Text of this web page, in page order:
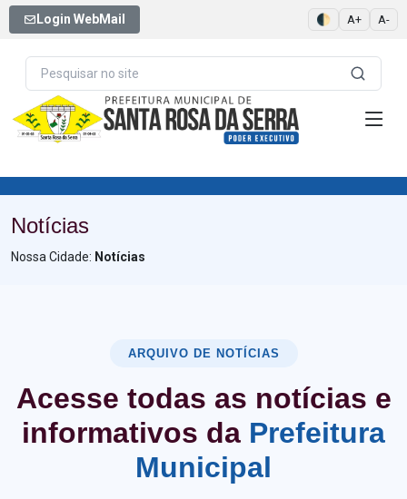
Login WebMail 🌓 A+ A-
Notícias
Nossa Cidade: Notícias
ARQUIVO DE NOTÍCIAS
Acesse todas as notícias e
informativos da Prefeitura
Municipal